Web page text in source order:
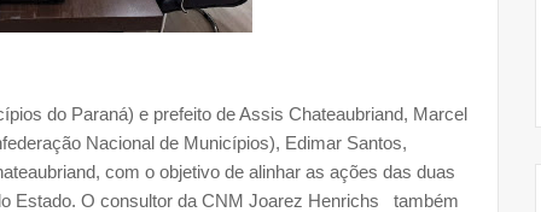
do Paraná) e prefeito de Assis Chateaubriand, Marcel
Nacional de Municípios), Edimar Santos,
com o objetivo de alinhar as ações das duas
Estado. O consultor da CNM Joarez Henrichs também